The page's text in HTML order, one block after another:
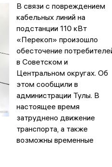
В связи с повреждением
кабельных линий на
подстанции 110 кВт
«Перекоп» произошло
обесточение
в Советском и
Центральном округах. Об
этом сообщили в
администрации Тулы. В
настоящее время
затруднено движение
транспорта, а также
возможны временные